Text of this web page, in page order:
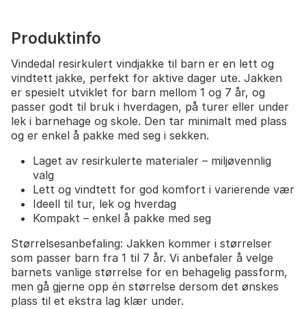
Produktinfo
Vindedal resirkulert vindjakke til barn er en lett og
vindtett jakke, perfekt for aktive dager ute. Jakken
er spesielt utviklet for barn mellom 1 og 7 år, og
passer godt til bruk i hverdagen, på turer eller under
lek i barnehage og skole. Den tar minimalt med plass
og er enkel å pakke med seg i sekken.
Laget av resirkulerte materialer – miljøvennlig
valg
Lett og vindtett for god komfort i varierende vær
Ideell til tur, lek og hverdag
Kompakt – enkel å pakke med seg
Størrelsesanbefaling: Jakken kommer i størrelser
som passer barn fra 1 til 7 år. Vi anbefaler å velge
barnets vanlige størrelse for en behagelig passform,
men gå gjerne opp én størrelse dersom det ønskes
plass til et ekstra lag klær under.